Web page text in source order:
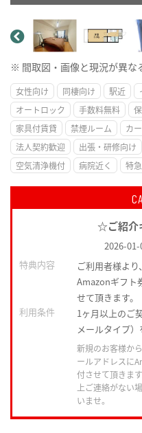
※ 間取図・画像と現況が異な
女性向け 同棲向け 駅近
オートロック
手数料無料
家具付賃貸
禁煙ルーム カ
法人契約歓迎
出張・研修向け
空気清浄機付
病院近く 特
☆ご紹介
2026-01-
特典内容
ご利用者様よ
Amazonギフト
せて頂きます。
利用条件
1ヶ月以上のご
メールタイプ）
新規のお客様か
ールアドレスに
付させて頂きま
上ご連絡がない
いませ。